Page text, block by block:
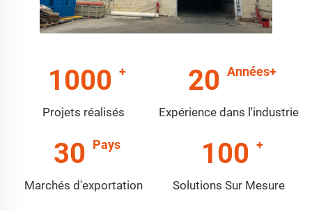
1000
Projets réalisés
20
Expérience dans l'industrie
30
Marchés d'exportation
100
Solutions Sur Mesure